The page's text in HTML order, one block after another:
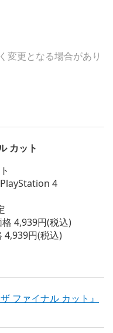
変更となる場合があり
カット
4
4,939円(税込)
円(税込)
ファイナル カット』